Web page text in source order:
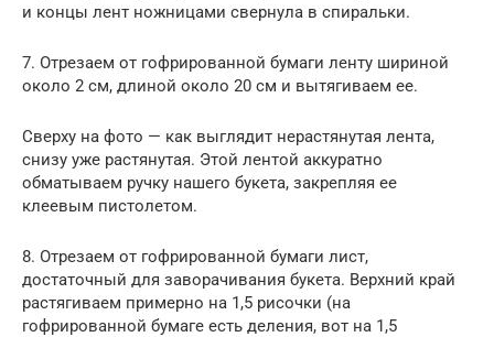
и концы лент ножницами свернула в спиральки.
7. Отрезаем от гофрированной бумаги ленту шириной
около 2 см, длиной около 20 см и вытягиваем ее.
Сверху на фото — как выглядит нерастянутая лента,
снизу уже растянутая. Этой лентой аккуратно
обматываем ручку нашего букета, закрепляя ее
клеевым пистолетом.
8. Отрезаем от гофрированной бумаги лист,
достаточный для заворачивания букета. Верхний край
растягиваем примерно на 1,5 рисочки (на
гофрированной бумаге есть деления, вот на 1,5